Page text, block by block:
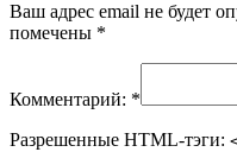
Ваш адрес email не будет
помечены *
Комментарий: *
Разрешенные HTML-тэги: